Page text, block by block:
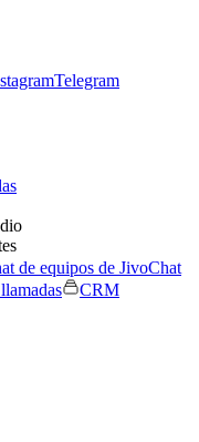
Telegram
de equipos de JivoChat
CRM